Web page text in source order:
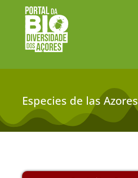
Especies de las Azores